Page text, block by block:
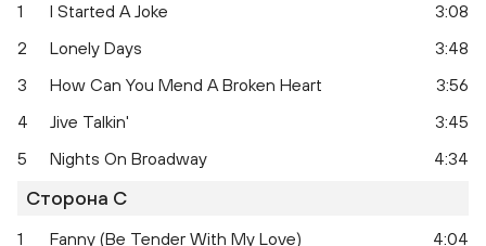
1 I Started A Joke
3:08
2
Lonely Days
3:48
3
How Can You Mend A Broken Heart
3:56
4
Jive Talkin'
3:45
5
Nights On Broadway 4:34
Сторона C
1 Fanny (Be Tender With My Love)
4:04